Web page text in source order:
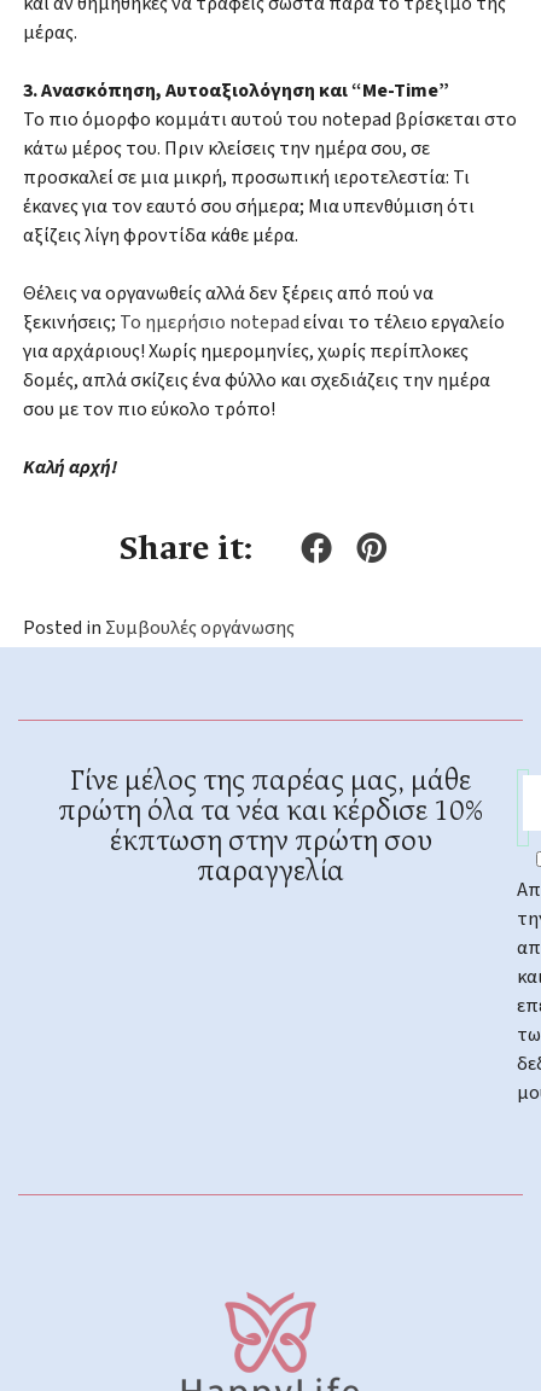
μέρας.
3. Ανασκόπηση, Αυτοαξιολόγηση και “Me-Time”
Το πιο όμορφο κομμάτι αυτού του notepad βρίσκεται στο
κάτω μέρος του. Πριν κλείσεις την ημέρα σου, σε
προσκαλεί σε μια μικρή, προσωπική ιεροτελεστία: Τι
έκανες για τον εαυτό σου σήμερα; Μια υπενθύμιση ότι
αξίζεις λίγη φροντίδα κάθε μέρα.
Θέλεις να οργανωθείς αλλά δεν ξέρεις από πού να
ξεκινήσεις; Το ημερήσιο notepadείναι το τέλειο εργαλείο
για αρχάριους! Χωρίς ημερομηνίες, χωρίς περίπλοκες
δομές, απλά σκίζεις ένα φύλλο και σχεδιάζεις την ημέρα
σου με τον πιο εύκολο τρόπο!
Καλή αρχή!
Share it:
Posted in Συμβουλές οργάνωσης
Γίνε μέλος της παρέας μας, μάθε
πρώτη όλα τα νέα και κέρδισε 10%
έκπτωση στην πρώτη σου
παραγγελία